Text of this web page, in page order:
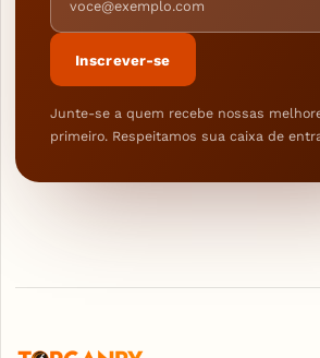
Inscrever-se
Junte-se a quem recebe nossas
primeiro. Respeitamos sua caixa de